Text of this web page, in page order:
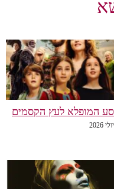
המופלא לעץ הקסמים